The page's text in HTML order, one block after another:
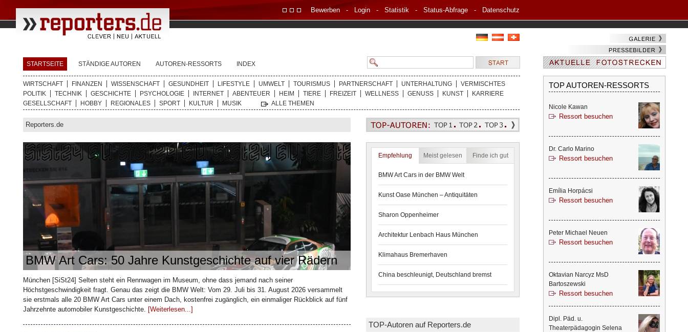
Bewerben- Login- Statistik- Status-Abfrage- Datenschutz
STARTSEITE STÄNDIGE AUTOREN AUTOREN-RESSORTS INDEX
WIRTSCHAFT FINANZEN WISSENSCHAFT GESUNDHEIT LIFESTYLE UMWELT TOURISMUS PARTNERSCHAFT UNTERHALTUNG
VERMISCHTES
POLITIK
TECHNIK GESCHICHTE PSYCHOLOGIE INTERNET ABENTEUER HEIM TIERE FREIZEIT WELLNESS GENUSS KUNST
KARRIERE
GESELLSCHAFT
HOBBY REGIONALES SPORT KULTUR MUSIK ALLE THEMEN
Reporters.de
BMW Art Cars: 50 Jahre Kunstgeschichte auf vier Rädern
München [SiSt24] Selten steht ein Rennwagen im Museum, ohne dass jemand nach seiner
Höchstgeschwindigkeit fragt. Genau das zeigt die BMW Welt: Vom 29. Juli bis 31. August 2026 versammelt
sie erstmals alle 20 BMW Art Cars unter einem Dach, kostenfrei zugänglich, ein einmaliger Rückblick auf fünf
Jahrzehnte automobiler Kunstgeschichte. [Weiterlesen...]
Wie ein Kaffeehändler Bremen sein teuerstes Gesamtkunstwerk
Bremen [SiSt24] Mitten in der Bremer Altstadt liegt eine Gasse, die kaum 100
Meter lang ist und trotzdem eine ganze Geschichte erzählt: die Böttcherstraße. Der
Kaffeekaufmann[Weiterlesen...]
Empfehlung Meist gelesen Finde ich gut
BMW Art Cars in der BMW Welt
Kunst Oase München – Antiquitäten
Sharon Oppenheimer
Architektur Lenbach Haus München
Klimahaus Bremerhaven
China beschleunigt, Deutschland bremst
TOP-Autoren auf Reporters.de
TOP AUTOREN-RESSORTS
Nicole Kawan
Ressort besuchen
Dr. Carlo Marino
Ressort besuchen
Emília Horpácsi
Ressort besuchen
Peter Michael Neuen
Ressort besuchen
Oktavian Narcyz MsD
Bartoszewski
Ressort besuchen
Dipl. Päd. u.
Theaterpädagogin Selena